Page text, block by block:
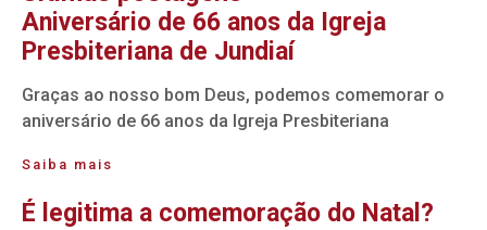
Aniversário de 66 anos da Igreja
Presbiteriana de Jundiaí
Graças ao nosso bom Deus, podemos comemorar o
aniversário de 66 anos da Igreja Presbiteriana
Saiba mais
É legitima a comemoração do Natal?